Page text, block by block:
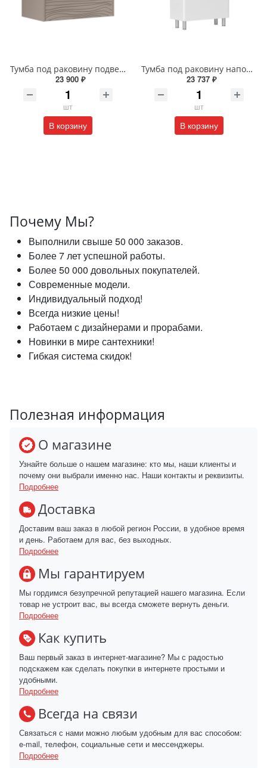
Тумба под раковину подвесная EQUIL Глеам 80.1Я/Gleam 80.1Y амарок/дуб вотан tpGLEAM80.1Y-25
23 900 ₽
шт
В корзину
Тумба под раковину напольная EQUIL Найс 60 см tnNICE60.2Y-05 белая
23 737 ₽
шт
В корзину
Почему Мы?
Выполнили свыше 50 000 заказов.
Более 7 лет успешной работы.
Более 50 000 довольных покупателей.
Современные модели.
Индивидуальный подход!
Всегда низкие цены!
Работаем с дизайнерами и прорабами.
Новинки в мире сантехники!
Гибкая система скидок!
Полезная информация
О магазине
Узнайте больше о нашем магазине: кто мы, наши клиенты и
почему они выбрали именно нас. Наши контакты и реквизиты.
Подробнее
Доставка
Доставим ваш заказ в любой регион России, в удобное время
и день. Работаем для вас, без выходных.
Подробнее
Мы гарантируем
Мы гордимся безупречной репутацией нашего магазина. Если
товар не устроит вас, вы всегда сможете вернуть деньги.
Подробнее
Как купить
Ваш первый заказ в интернет-магазине? Мы с радостью
подскажем как сделать покупки в интернете простыми и
удобными.
Подробнее
Всегда на связи
Связаться с нами можно любым удобным для вас способом:
e-mail, телефон, социальные сети и мессенджеры.
Подробнее